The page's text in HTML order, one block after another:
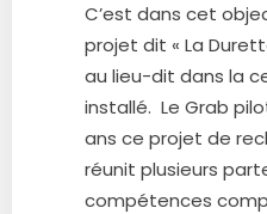
C’est dans cet
projet dit « La
au lieu-dit dans la
installé. Le Grab
ans ce projet de
réunit plusieurs
compétences